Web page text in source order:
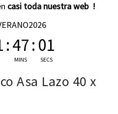
casi toda nuestra web !
:47
MINS
: 00
SECS
Asa Lazo 40 x